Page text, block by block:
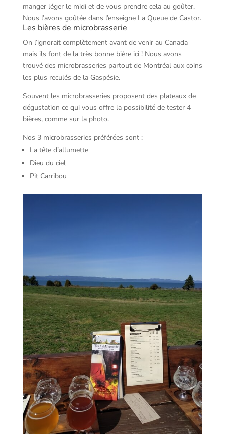
manger léger le midi et de vous prendre cela au goûter.
Nous l’avons goûtée dans l’enseigne La Queue de Castor.
Les bières de microbrasserie
On l’ignorait complètement avant de venir au Canada
mais ils font de la très bonne bière ici ! Nous avons
trouvé des microbrasseries partout de Montréal aux coins
les plus reculés de la Gaspésie.
Souvent les microbrasseries proposent des plateaux de
dégustation ce qui vous offre la possibilité de tester 4
bières, comme sur la photo.
Nos 3 microbrasseries préférées sont :
La tête d’allumette
Dieu du ciel
Pit Carribou